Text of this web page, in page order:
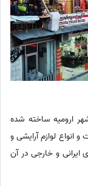
ارومیه ساخته شده
لوازم آرایشی و
ایرانی و خارجی در آن